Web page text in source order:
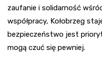
zaufanie i solidarność
współpracy, Kołobrzeg
bezpieczeństwo jest
mogą czuć się pewniej.